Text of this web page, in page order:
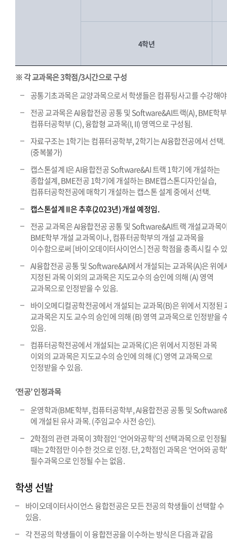
4학년
※ 각 교과목은 3학점/3시간으로 구성
공통기초과목은 교양과목으로서 학생들은 컴퓨팅사고를 수강해
전공 교과목은 AI융합전공 공통 및 Software&AI트랙(A), BME학
컴퓨터공학부 (C), 융합형 교과목(I, II) 영역으로 구성됨.
자료구조는 1학기는 컴퓨터공학부, 2학기는 AI융합전공에서 선택.
(중복불가)
캡스톤설계 I은 AI융합전공 Software&AI 트랙 1학기에 개설하는
종합설계, BME전공 1학기에 개설하는 BME캡스톤디자인실습,
컴퓨터공학전공에 매학기 개설하는 캡스톤 설계 중에서 선택.
캡스톤설계 II은 추후(2023년) 개설 예정임.
전공 교과목은 AI융합전공 공통 및 Software&AI트랙 개설교과목
BME학부 개설 교과목이나, 컴퓨터공학부의 개설 교과목을
이수함으로써 [바이오데이터사이언스] 전공 학점을 충족시킬 수
AI융합전공 공통 및 Software&AI에서 개설되는 교과목(A)은 위에
지정된 과목 이외의 교과목은 지도교수의 승인에 의해 (A) 영역
교과목으로 인정받을 수 있음.
바이오메디컬공학전공에서 개설되는 교과목(B)은 위에서 지정된
교과목은 지도 교수의 승인에 의해 (B) 영역 교과목으로 인정받을
있음.
컴퓨터공학전공에서 개설되는 교과목(C)은 위에서 지정된 과목
이외의 교과목은 지도교수의 승인에 의해 (C) 영역 교과목으로
인정받을 수 있음.
‘전공’ 인정과목
운영학과(BME학부, 컴퓨터공학부, AI융합전공 공통 및
에 개설된 유사 과목. (주임교수 사전 승인).
2학점의 관련 과목이 3학점인 ‘언어와공학’의 선택과목으로 인정될
때는 2학점만 이수한 것으로 인정. 단, 2학점인 과목은 ‘언어와 공학
필수과목으로 인정될 수는 없음.
학생 선발
바이오데이터사이언스 융합전공은 모든 전공의 학생들이 선택할 수
있음.
각 전공의 학생들이 이 융합전공을 이수하는 방식은 다음과 같음